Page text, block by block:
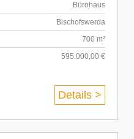
Bürohaus
Bischofswerda
700 m²
595.000,00 €
Details >